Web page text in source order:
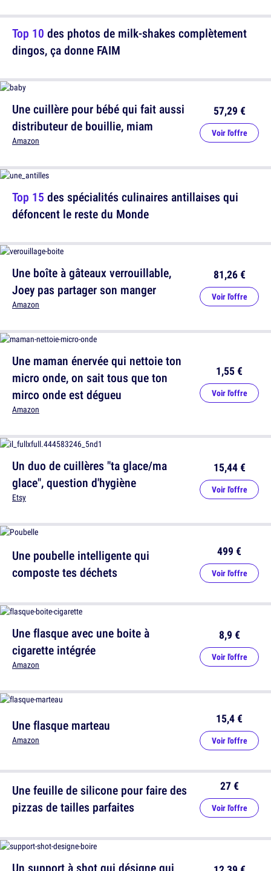
Top 10 des photos de milk-shakes complètement
dingos, ça donne FAIM
Top 15 des spécialités culinaires antillaises qui
défoncent le reste du Monde
Une maman énervée qui nettoie ton
micro onde, on sait tous que ton
mirco onde est dégueu
Amazon
1,55 €
Voir l'offre
Une poubelle intelligente qui
composte tes déchets
499 €
Voir l'offre
Une flasque marteau
Amazon
15,4 €
Voir l'offre
Une feuille de silicone pour faire des
pizzas de tailles parfaites
27 €
Voir l'offre
Une cuillère pour bébé qui fait aussi
distributeur de bouillie, miam
Amazon
57,29 €
Voir l'offre
Une boîte à gâteaux verrouillable,
Joey pas partager son manger
Amazon
81,26 €
Voir l'offre
Un duo de cuillères "ta glace/ma
glace", question d'hygiène
Etsy
15,44 €
Voir l'offre
Une flasque avec une boite à
cigarette intégrée
Amazon
8,9 €
Voir l'offre